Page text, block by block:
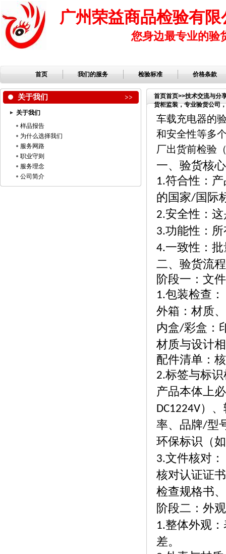
广州荣益商品检验有限
您身边最专业的验
首页 我们的服务 检验标准 价格条款
关于我们
关于我们
样品报告
为什么选择我们
服务网路
职业守则
服务理念
公司简介
首页首页>>技术交流与分
货柜监装，专业验货公司
检品公司，服装检品，鞋
车载充电器的
和安全性等多
厂出货前检验
一、验货核
1.符合性：
的国家/国际
2.安全性：
3.功能性：
4.一致性：
二、验货流
阶段一：文
1.包装检查：
外箱：材质
内盒/彩盒：
材质与设计
配件清单：
2.标签与标
产品本体上
DC1224V）
率、品牌/型
环保标识（如
3.文件核对：
核对认证证
检查规格书、
阶段二：外
1.整体外观
差。